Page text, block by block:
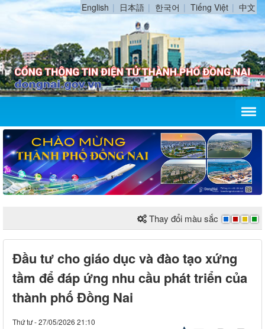
English 日本語 한국어 Tiếng Việt 中文
Thay đổi màu sắc
Đầu tư cho giáo dục và đào tạo xứng
tầm để đáp ứng nhu cầu phát triển của
thành phố Đồng Nai
Thứ tư - 27/05/2026 21:10